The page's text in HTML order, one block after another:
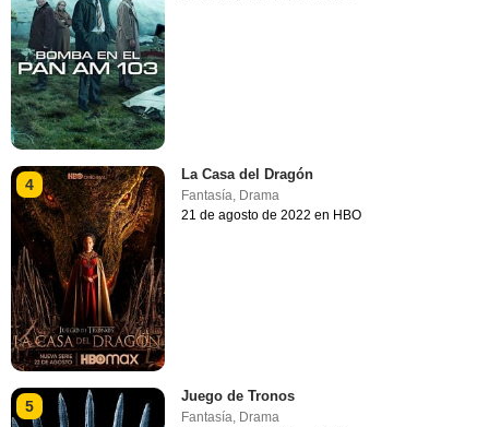
4
La Casa del Dragón
Fantasía, Drama
21 de agosto de 2022 en HBO
5
Juego de Tronos
Fantasía, Drama